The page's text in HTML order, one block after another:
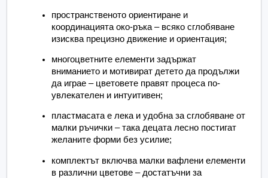
пространственото ориентиране и
координацията око-ръка – всяко сглобяване
изисква прецизно движение и ориентация;
многоцветните елементи задържат
вниманието и мотивират детето да продължи
да играе – цветовете правят процеса по-
увлекателен и интуитивен;
пластмасата е лека и удобна за сглобяване от
малки ръчички – така децата лесно постигат
желаните форми без усилие;
комплектът включва малки вафлени елементи
в различни цветове – достатъчни за